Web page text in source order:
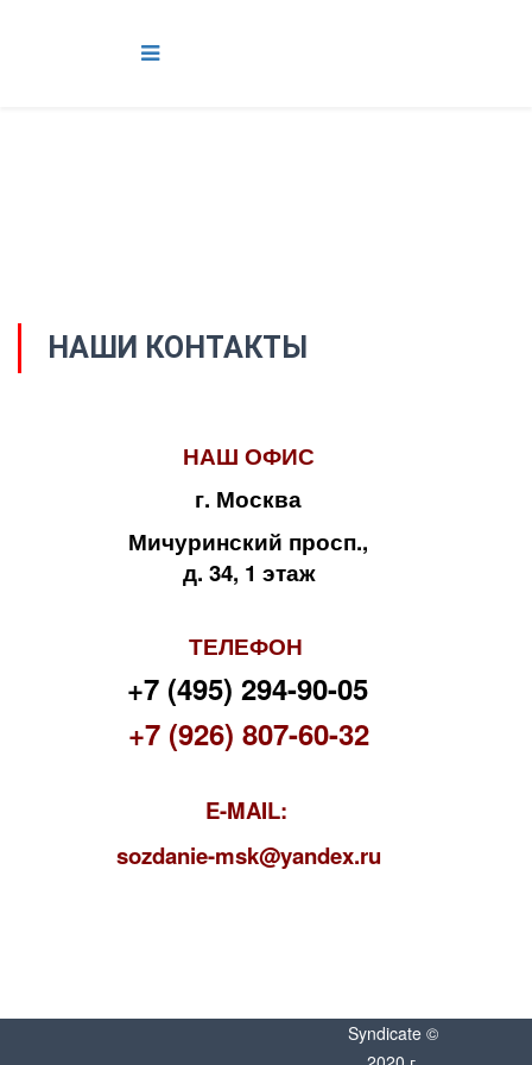
НАШИ КОНТАКТЫ
НАШ ОФИС
г. Москва
Мичуринский просп.,
д. 34, 1 этаж
ТЕЛЕФОН
+7 (495) 294-90-05
+7 (926) 807-60-32
E-MAIL:
sozdanie-msk@yandex.ru
Syndicate ©